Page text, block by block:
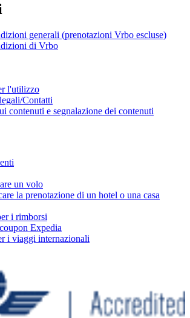
generali (prenotazioni Vrbo escluse)
di Vrbo
l'utilizzo
Contatti
contenuti e segnalazione dei contenuti
un volo
la prenotazione di un hotel o una casa
i rimborsi
Expedia
i viaggi internazionali